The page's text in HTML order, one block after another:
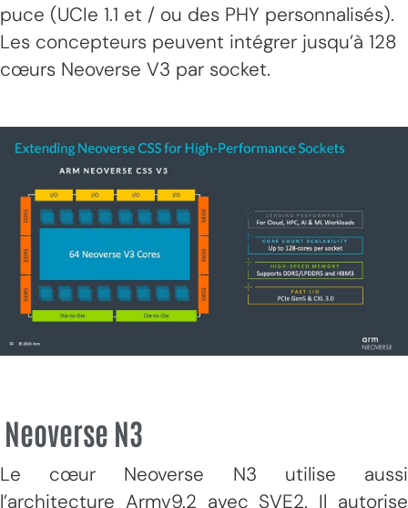
puce (UCIe 1.1 et / ou des PHY personnalisés).
Les concepteurs peuvent intégrer jusqu’à 128
cœurs Neoverse V3 par socket.
Neoverse N3
Le cœur Neoverse N3 utilise aussi
l’architecture Armv9.2 avec SVE2. Il autorise